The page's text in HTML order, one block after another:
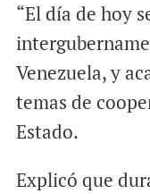
“El día de hoy
Venezuela, y
temas de
Estado.
Explicó que